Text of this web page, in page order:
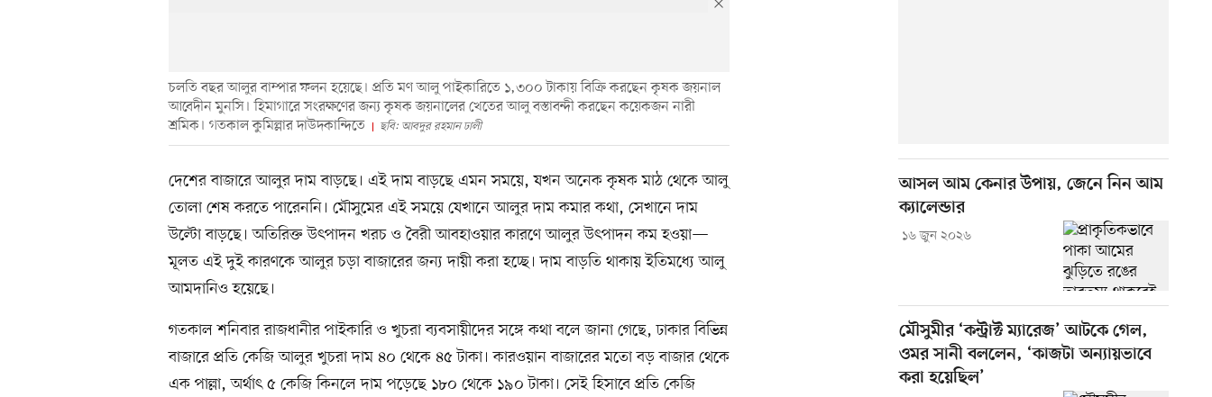
চলতি বছর আলুর বাম্পার ফলন হয়েছে। প্রতি মণ আলু পাইকারিতে ১,৩০০ টাকায় বিক্রি করছেন কৃষক জয়নাল
আবেদীন মুনসি। হিমাগারে সংরক্ষণের জন্য কৃষক জয়নালের খেতের আলু বস্তাবন্দী করছেন কয়েকজন নারী
শ্রমিক। গতকাল কুমিল্লার দাউদকান্দিতে
ছবি: আবদুর রহমান ঢালী
দেশের বাজারে আলুর দাম বাড়ছে। এই দাম বাড়ছে এমন সময়ে, যখন অনেক কৃষক মাঠ থেকে আলু
তোলা শেষ করতে পারেননি। মৌসুমের এই সময়ে যেখানে আলুর দাম কমার কথা, সেখানে দাম
উল্টো বাড়ছে। অতিরিক্ত উৎপাদন খরচ ও বৈরী আবহাওয়ার কারণে আলুর উৎপাদন কম হওয়া—
মূলত এই দুই কারণকে আলুর চড়া বাজারের জন্য দায়ী করা হচ্ছে। দাম বাড়তি থাকায় ইতিমধ্যে আলু
আমদানিও হয়েছে।
গতকাল শনিবার রাজধানীর পাইকারি ও খুচরা ব্যবসায়ীদের সঙ্গে কথা বলে জানা গেছে, ঢাকার বিভিন্ন
বাজারে প্রতি কেজি আলুর খুচরা দাম ৪০ থেকে ৪৫ টাকা। কারওয়ান বাজারের মতো বড় বাজার থেকে
এক পাল্লা, অর্থাৎ ৫ কেজি কিনলে দাম পড়েছে ১৮০ থেকে ১৯০ টাকা। সেই হিসাবে প্রতি কেজি
আসল আম কেনার উপায়, জেনে নিন আম
ক্যালেন্ডার
১৬ জুন ২০২৬
মৌসুমীর ‘কন্ট্রাক্ট ম্যারেজ’ আটকে গেল,
ওমর সানী বললেন, ‘কাজটা অন্যায়ভাবে
করা হয়েছিল’